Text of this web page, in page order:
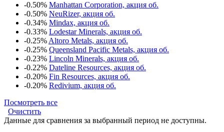
-0.50% Manhattan Corporation, акция об.
-0.50% NeuRizer, акция об.
-0.34% Mindax, акция об.
-0.33% Lodestar Minerals, акция об.
-0.25% Altoro Metals, акция об.
-0.25% Queensland Pacific Metals, акция об.
-0.23% Lincoln Minerals, акция об.
-0.22% Dateline Resources, акция об.
-0.20% Fin Resources, акция об.
-0.20% Redivium, акция об.
Посмотреть все
Очистить
Данные для сравнения за выбранный период не доступны.